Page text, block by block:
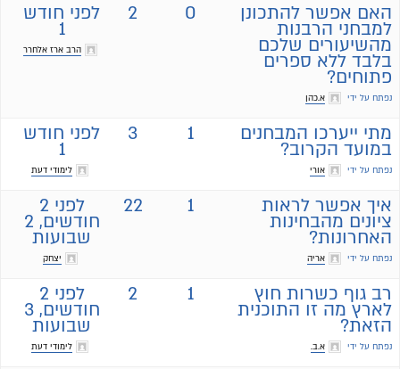
האם אפשר להתכונן
למבחני הרבנות
מהשיעורים שלכם
בלבד ללא ספרים
פתוחים?
נפתח על ידי א.כהן
0
2 לפני חודש
1
הרב ארז אלחרר
מתי ייערכו המבחנים
במועד הקרוב?
נפתח על ידי אורי
1
3 לפני חודש
1
לימודי דעת
איך אפשר לראות
ציונים מהבחינות
האחרונות?
נפתח על ידי אריה
1
22 לפני 2
חודשים, 2
שבועות
יצחק
רב גוף כשרות חוץ
לארץ מה זו התוכנית
הזאת?
נפתח על ידי א.ב.
1
2 לפני 2
חודשים, 3
שבועות
לימודי דעת